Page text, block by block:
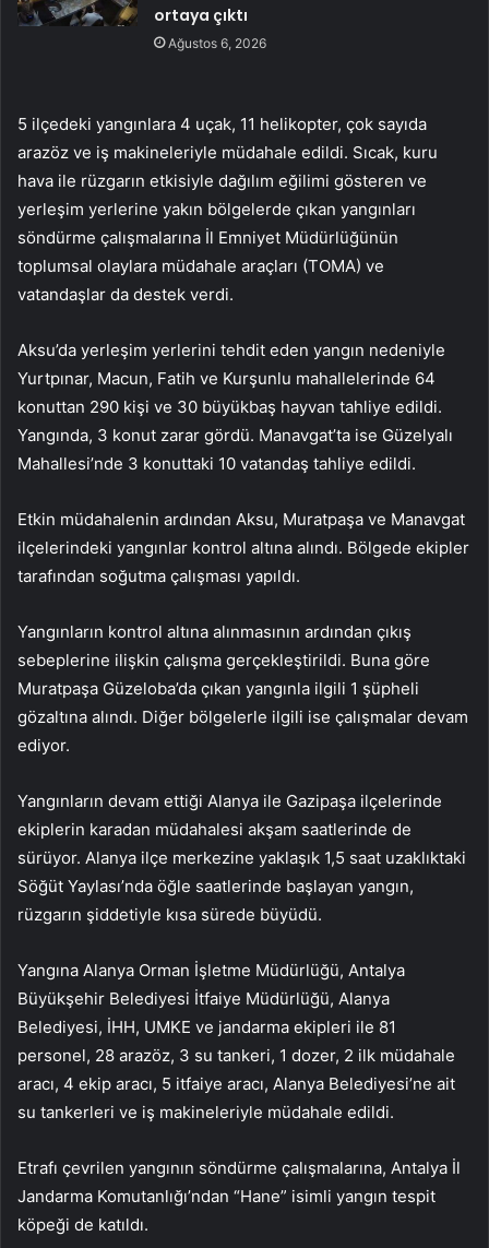
ortaya çıktı
Ağustos 6, 2026
5 ilçedeki yangınlara 4 uçak, 11 helikopter, çok sayıda
arazöz ve iş makineleriyle müdahale edildi. Sıcak, kuru
hava ile rüzgarın etkisiyle dağılım eğilimi gösteren ve
yerleşim yerlerine yakın bölgelerde çıkan yangınları
söndürme çalışmalarına İl Emniyet Müdürlüğünün
toplumsal olaylara müdahale araçları (TOMA) ve
vatandaşlar da destek verdi.
Aksu’da yerleşim yerlerini tehdit eden yangın nedeniyle
Yurtpınar, Macun, Fatih ve Kurşunlu mahallelerinde 64
konuttan 290 kişi ve 30 büyükbaş hayvan tahliye edildi.
Yangında, 3 konut zarar gördü. Manavgat’ta ise Güzelyalı
Mahallesi’nde 3 konuttaki 10 vatandaş tahliye edildi.
Etkin müdahalenin ardından Aksu, Muratpaşa ve Manavgat
ilçelerindeki yangınlar kontrol altına alındı. Bölgede ekipler
tarafından soğutma çalışması yapıldı.
Yangınların kontrol altına alınmasının ardından çıkış
sebeplerine ilişkin çalışma gerçekleştirildi. Buna göre
Muratpaşa Güzeloba’da çıkan yangınla ilgili 1 şüpheli
gözaltına alındı. Diğer bölgelerle ilgili ise çalışmalar devam
ediyor.
Yangınların devam ettiği Alanya ile Gazipaşa ilçelerinde
ekiplerin karadan müdahalesi akşam saatlerinde de
sürüyor. Alanya ilçe merkezine yaklaşık 1,5 saat uzaklıktaki
Söğüt Yaylası’nda öğle saatlerinde başlayan yangın,
rüzgarın şiddetiyle kısa sürede büyüdü.
Yangına Alanya Orman İşletme Müdürlüğü, Antalya
Büyükşehir Belediyesi İtfaiye Müdürlüğü, Alanya
Belediyesi, İHH, UMKE ve jandarma ekipleri ile 81
personel, 28 arazöz, 3 su tankeri, 1 dozer, 2 ilk müdahale
aracı, 4 ekip aracı, 5 itfaiye aracı, Alanya Belediyesi’ne ait
su tankerleri ve iş makineleriyle müdahale edildi.
Etrafı çevrilen yangının söndürme çalışmalarına, Antalya İl
Jandarma Komutanlığı’ndan “Hane” isimli yangın tespit
köpeği de katıldı.